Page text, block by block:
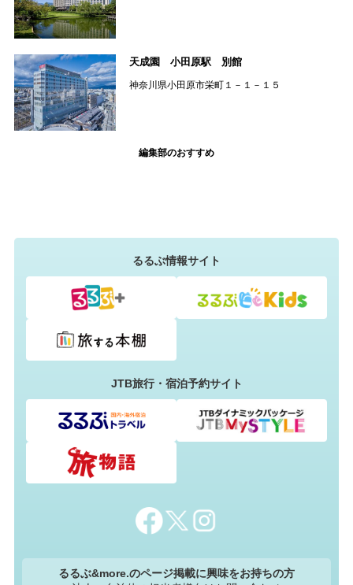
天成園 小田原駅 別館
神奈川県小田原市栄町１－１－１５
編集部のおすすめ
るるぶ情報サイト
JTB旅行・宿泊予約サイト
るるぶ&more.のページ掲載に興味をお持ちの方